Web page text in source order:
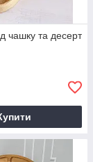
чашку та десерт